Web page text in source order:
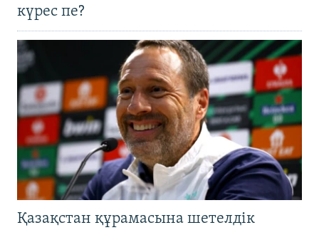
күрес пе?
Қазақстан құрамасына шетелдік